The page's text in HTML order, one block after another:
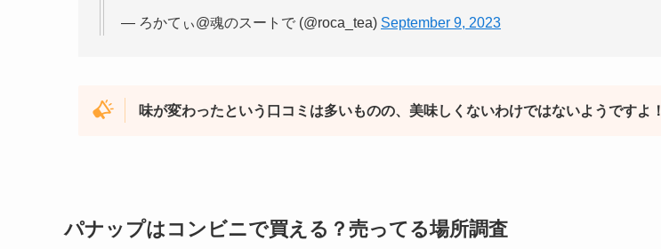
— ろかてぃ@魂のスートで (@roca_tea) September 9, 2023
味が変わったという口コミは多いものの、美味しくないわけではないようですよ！
パナップはコンビニで買える？売ってる場所調査